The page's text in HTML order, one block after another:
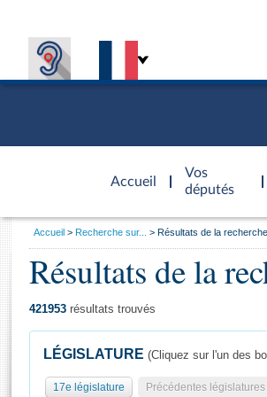
Accueil
d'accueil
Vos
députés
Général
Vous
Accueil Recherche sur... Résultats de la recherche
Résultats de la
421953 résultats trouvés
LÉGISLATURE (Cliquez sur l'un des
17e législature Précédentes législatures